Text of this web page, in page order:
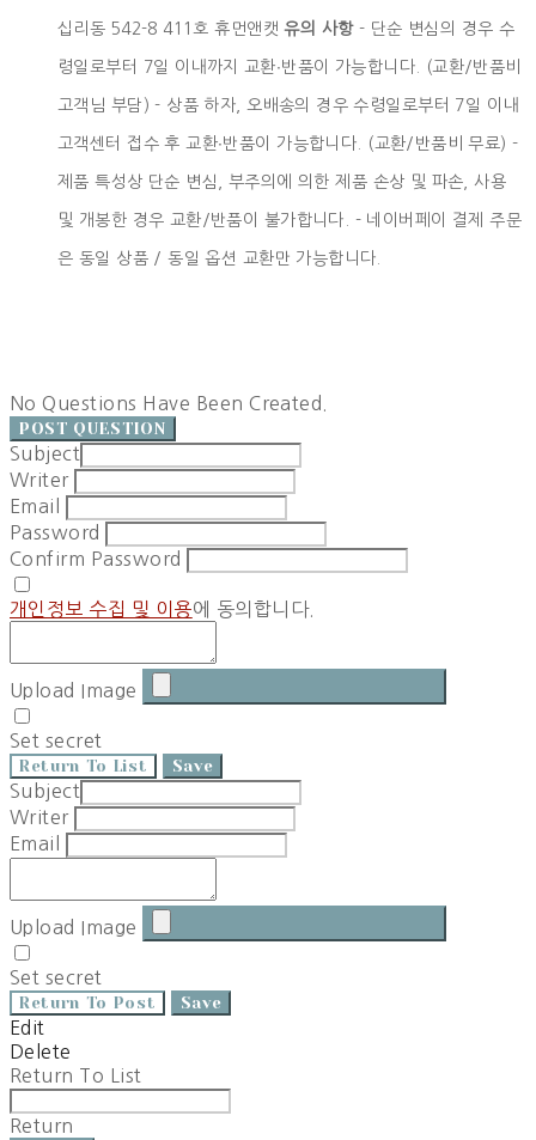
십리동 542-8 411호 휴먼앤캣유의 사항 - 단순 변심의 경우 수
령일로부터 7일 이내까지 교환∙반품이 가능합니다. (교환/반품비
고객님 부담) - 상품 하자, 오배송의 경우 수령일로부터 7일 이내
고객센터 접수 후 교환∙반품이 가능합니다. (교환/반품비 무료) -
제품 특성상 단순 변심, 부주의에 의한 제품 손상 및 파손, 사용
및 개봉한 경우 교환/반품이 불가합니다. - 네이버페이 결제 주문
은 동일 상품 / 동일 옵션 교환만 가능합니다.
No Questions Have Been Created.
POST QUESTION
Subject
Writer
Email
Password
Confirm Password
개인정보 수집 및 이용에 동의합니다.
Upload Image
Set secret
Return To List Save
Subject
Writer
Email
Upload Image
Set secret
Return To Post Save
Edit
Delete
Return To List
Return